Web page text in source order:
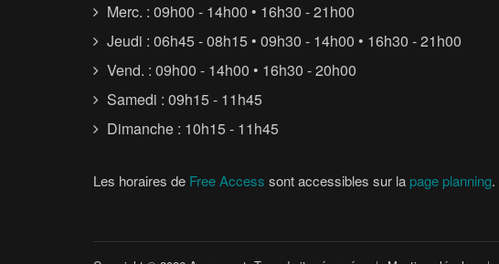
Merc. : 09h00 - 14h00 • 16h30 - 21h00
Jeudi : 06h45 - 08h15 • 09h30 - 14h00 • 16h30 - 21h00
Vend. : 09h00 - 14h00 • 16h30 - 20h00
Samedi : 09h15 - 11h45
Dimanche : 10h15 - 11h45
Les horaires de Free Access sont accessibles sur la page planning.